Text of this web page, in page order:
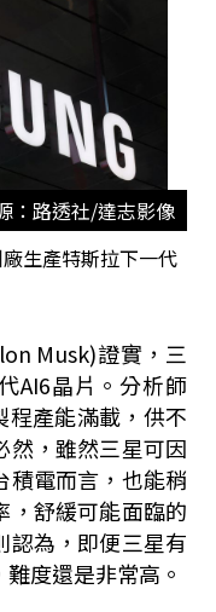
：路透社/達志影像
生產特斯拉下一代
Musk)證實，三
AI6晶片。分析師
產能滿載，供不
然，雖然三星可因
積電而言，也能稍
，舒緩可能面臨的
認為，即便三星有
度還是非常高。